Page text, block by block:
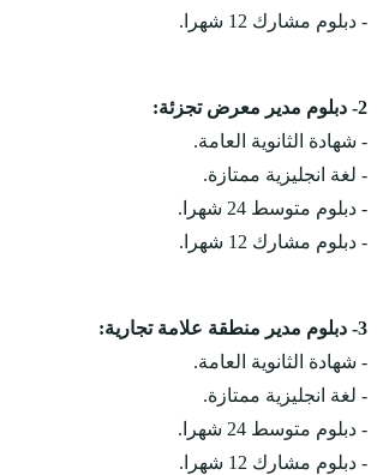
- دبلوم مشارك 12 شهرا.
2- دبلوم مدير معرض تجزئة‎:
- شهادة الثانوية العامة.
- لغة انجليزية ممتازة.
- دبلوم متوسط 24 شهرا.
- دبلوم مشارك 12 شهرا.
3- دبلوم مدير منطقة علامة تجارية‎:
- شهادة الثانوية العامة.
- لغة انجليزية ممتازة.
- دبلوم متوسط 24 شهرا.
- دبلوم مشارك 12 شهرا.